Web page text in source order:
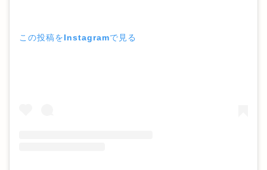
この投稿をInstagramで見る